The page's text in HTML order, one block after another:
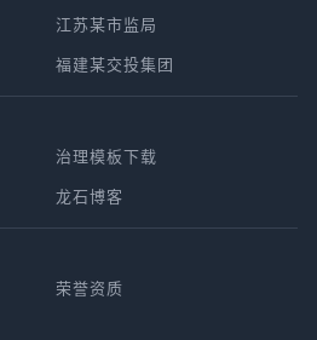
江苏某市监局
福建某交投集团
治理模板下载
龙石博客
荣誉资质